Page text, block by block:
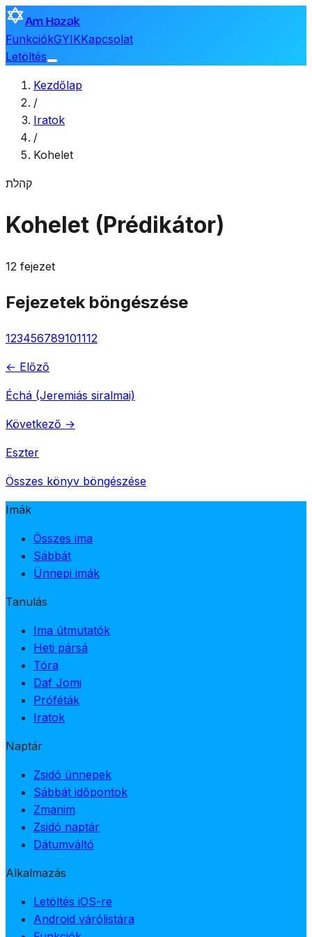
Am Hazak
FunkciókGYIKKapcsolat
Letöltés
Kezdőlap
/
Iratok
/
Kohelet
קהלת
Kohelet (Prédikátor)
12 fejezet
Fejezetek böngészése
123456789101112
← Előző
Échá (Jeremiás siralmai)
Következő →
Eszter
Összes könyv böngészése
Imák
Összes ima
Sábbát
Ünnepi imák
Tanulás
Ima útmutatók
Heti pársá
Tóra
Daf Jomi
Próféták
Iratok
Naptár
Zsidó ünnepek
Sábbát időpontok
Zmanim
Zsidó naptár
Dátumváltó
Alkalmazás
Letöltés iOS-re
Android várólistára